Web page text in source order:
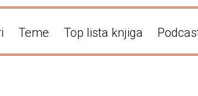
Teme Top lista knjiga